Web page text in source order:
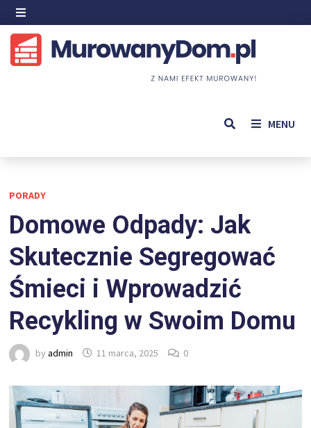
Skip
to
content
MENU
MENU
PORADY
Domowe Odpady: Jak
Skutecznie Segregować
Śmieci i Wprowadzić
Recykling w Swoim Domu
byadmin 11 marca, 2025 0